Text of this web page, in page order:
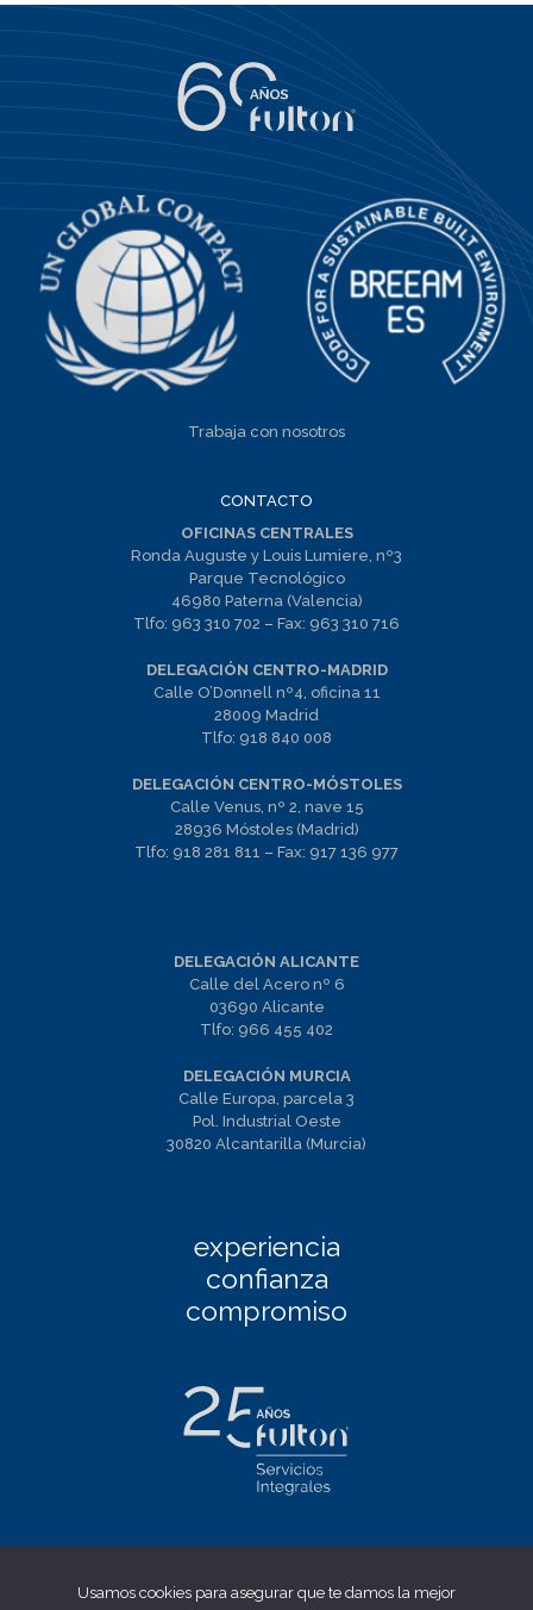
Trabaja con nosotros
CONTACTO
OFICINAS CENTRALES
Ronda Auguste y Louis Lumiere, nº3
Parque Tecnológico
46980 Paterna (Valencia)
Tlfo: 963 310 702 – Fax: 963 310 716
DELEGACIÓN CENTRO-MADRID
Calle O’Donnell nº4, oficina 11
28009 Madrid
Tlfo: 918 840 008
DELEGACIÓN CENTRO-MÓSTOLES
Calle Venus, nº 2, nave 15
28936 Móstoles (Madrid)
Tlfo: 918 281 811 – Fax: 917 136 977
DELEGACIÓN ALICANTE
Calle del Acero nº 6
03690 Alicante
Tlfo: 966 455 402
DELEGACIÓN MURCIA
Calle Europa, parcela 3
Pol. Industrial Oeste
30820 Alcantarilla (Murcia)
experiencia
confianza
compromiso
Política de privacidad Política de cookies
Usamos cookies para asegurar que te damos la mejor